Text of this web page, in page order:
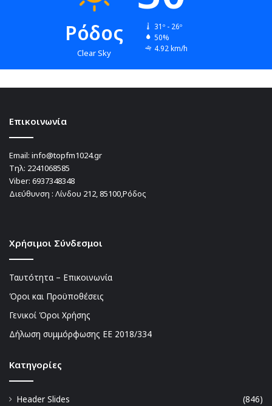
Ρόδος
Clear Sky
31º - 26º
50%
4.92 km/h
Επικοινωνία
Email: info@topfm1024.gr
Τηλ: 2241068585
Viber: 6937348348
Διεύθυνση : Λίνδου 212, 85100,Ρόδος
Χρήσιμοι Σύνδεσμοι
Ταυτότητα – Επικοινωνία
Όροι και Προϋποθέσεις
Γενικοί Όροι Χρήσης
Δήλωση συμμόρφωσης ΕΕ 2018/334
Kατηγορίες
Header Slides
(846)